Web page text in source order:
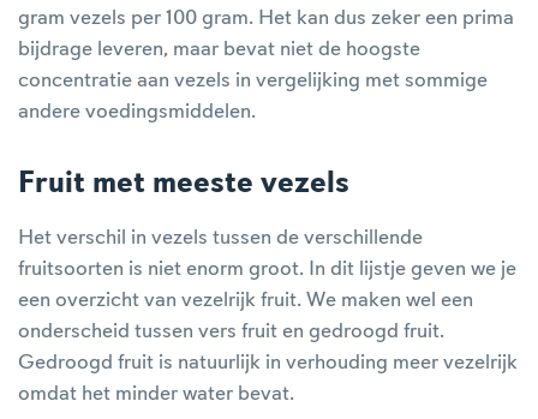
gram vezels per 100 gram. Het kan dus zeker een prima
bijdrage leveren, maar bevat niet de hoogste
concentratie aan vezels in vergelijking met sommige
andere voedingsmiddelen.
Fruit met meeste vezels
Het verschil in vezels tussen de verschillende
fruitsoorten is niet enorm groot. In dit lijstje geven we je
een overzicht van vezelrijk fruit. We maken wel een
onderscheid tussen vers fruit en gedroogd fruit.
Gedroogd fruit is natuurlijk in verhouding meer vezelrijk
omdat het minder water bevat.